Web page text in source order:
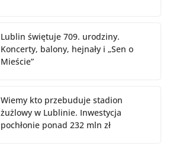
Lublin świętuje 709. urodziny.
Koncerty, balony, hejnały i „Sen o
Mieście”
Wiemy kto przebuduje stadion
żużlowy w Lublinie. Inwestycja
pochłonie ponad 232 mln zł